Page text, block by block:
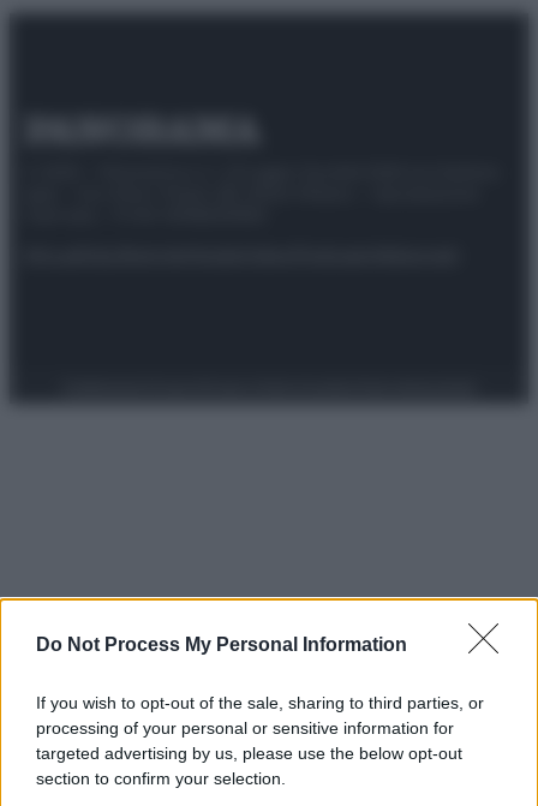
Do Not Process My Personal Information
If you wish to opt-out of the sale, sharing to third parties, or
processing of your personal or sensitive information for
targeted advertising by us, please use the below opt-out
section to confirm your selection.